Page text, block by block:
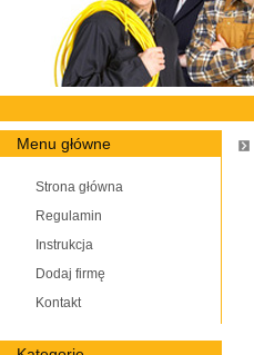
Menu główne
Strona główna
Regulamin
Instrukcja
Dodaj firmę
Kontakt